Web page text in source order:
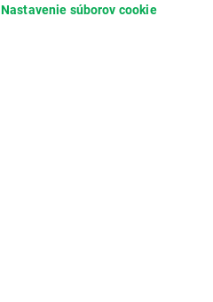
Nastavenie súborov cookie